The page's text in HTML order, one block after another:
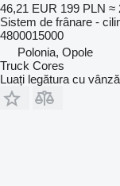
46,21 EUR 199 PLN ≈
Sistem de frânare -
4800015000
Polonia, Opole
Truck Cores
Luați legătura cu